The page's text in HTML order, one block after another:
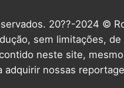
20??-2024 ©
sem limitações,
neste site,
adquirir nossas